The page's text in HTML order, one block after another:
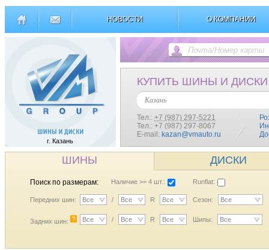
НОВОСТИ О КОМПАНИИ
г. Казань
КУПИТЬ ШИНЫ И ДИСКИ
Казань
Тел.: +7 (987) 297-5221
Тел.: +7 (987) 297-8067
E-mail: kazan@vmauto.ru
ШИНЫ ДИСКИ
Поиск по размерам: Наличие >= 4 шт.: Runflat:
Передних шин: Все / Все R Все Сезон: Все
Задних шин: ? Все / Все R Все Шипы: Все